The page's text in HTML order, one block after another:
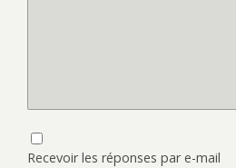
Recevoir les réponses par e-mail